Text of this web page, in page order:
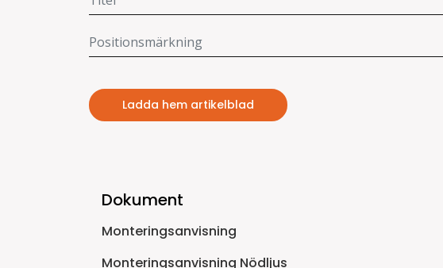
Ladda hem artikelblad
Dokument
Monteringsanvisning
Monteringsanvisning Nödljus